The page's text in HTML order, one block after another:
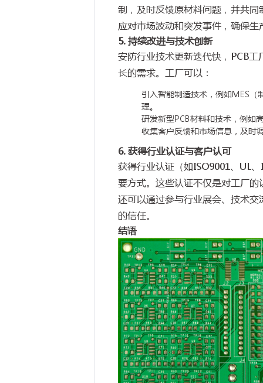
制，及时反馈原材料问题，并共
应对市场波动和突发事件，确保生
5. 持续改进与技术创新
安防行业技术更新迭代快，PCB
长的需求。工厂可以：
引入智能制造技术，例如MES（
理。
研发新型PCB材料和技术，例如
收集客户反馈和市场信息，及时
6. 获得行业认证与客户认可
获得行业认证（如ISO9001、UL
要方式。这些认证不仅是对工厂
还可以通过参与行业展会、技术
的信任。
结语